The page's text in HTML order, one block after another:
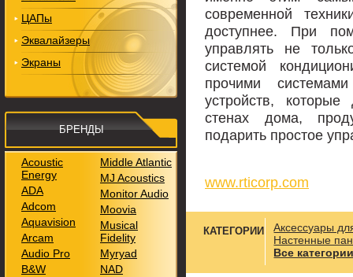
современной
доступнее. При
управлять не
системой
прочими
устройств, которые
стенах дома,
подарить простое
www.rticorp.com
КАТЕГОРИИ
Аксессуары
Настенные
Все
ЦАПы
Эквалайзеры
Экраны
БРЕНДЫ
Acoustic
Energy
ADA
Adcom
Aquavision
Arcam
Audio Pro
B&W
Middle Atlantic
MJ Acoustics
Monitor Audio
Moovia
Musical
Fidelity
Myryad
NAD